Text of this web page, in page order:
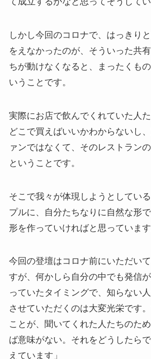
しかし今回のコロナで、はっきり
をえなかったのが、そういった共
ちが動けなくなると、まったくも
いうことです。
実際にお店で飲んでくれていた人
どこで買えばいいかわからないし
ァンではなくて、そのレストラン
ということです。
そこで我々が体現しようとしてい
プルに、自分たちなりに自然な形
形を作っていければと思っています
今回の登壇はコロナ前にいただい
すが、何かしら自分の中でも発信
っていたタイミングで、知らない
させていただくのは大変光栄です
ことが、聞いてくれた人たちのた
ば意味がない。それをどうしたら
えています」